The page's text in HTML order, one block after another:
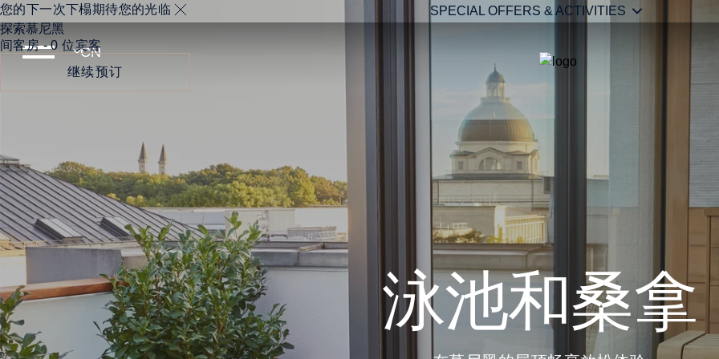
SPECIAL OFFERS & ACTIVITIES
泳池和桑拿
您的下一次下榻期待您的光临
探索慕尼黑
间客房 - 0 位宾客
继续预订